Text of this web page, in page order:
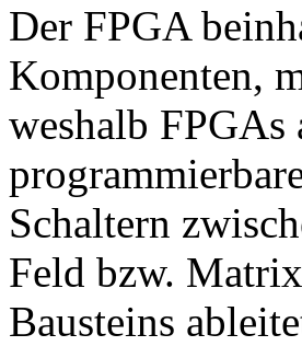
Der FPGA
Komponenten,
weshalb FPGAs
Schaltern
Feld bzw.
Bausteins